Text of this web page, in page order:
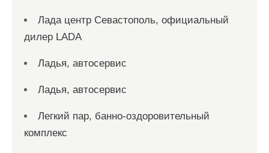
Лада центр Севастополь, официальный
дилер LADA
Ладья, автосервис
Ладья, автосервис
Легкий пар, банно-оздоровительный
комплекс